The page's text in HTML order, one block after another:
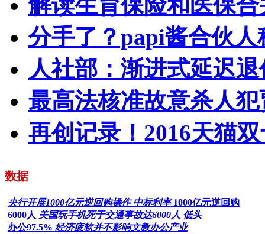
解读生育保险和医保
分手了？papi酱合伙
人社部：渐进式延迟
最高法核准故意杀人
再创记录！2016天猫
数据
央行开展1000亿元逆回购操作 中标利率 1000亿元逆回购
6000人 美国玩手机死于交通事故达6000人 低头
办公97.5% 经济疲软并不影响文教办公产业